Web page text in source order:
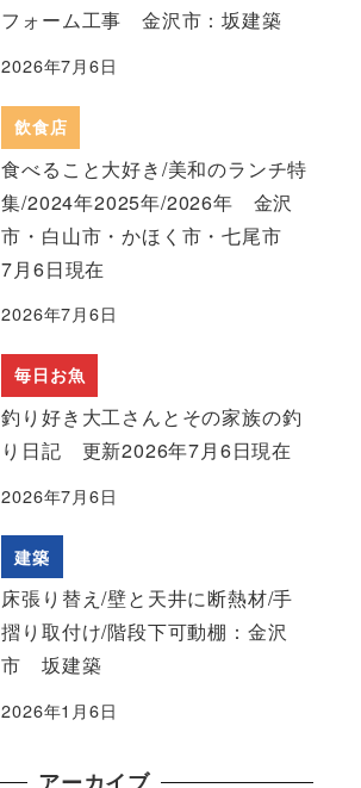
フォーム工事 金沢市：坂建築
2026年7月6日
飲食店
食べること大好き/美和のランチ特
集/2024年2025年/2026年 金沢
市・白山市・かほく市・七尾市
7月6日現在
2026年7月6日
毎日お魚
釣り好き大工さんとその家族の釣
り日記 更新2026年7月6日現在
2026年7月6日
建築
床張り替え/壁と天井に断熱材/手
摺り取付け/階段下可動棚：金沢
市 坂建築
2026年1月6日